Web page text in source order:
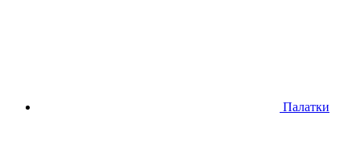
Палатки